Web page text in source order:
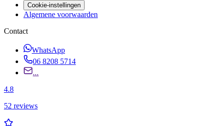
Cookie-instellingen
Algemene voorwaarden
Contact
WhatsApp
06 8208 5714
...
4.8
52 reviews